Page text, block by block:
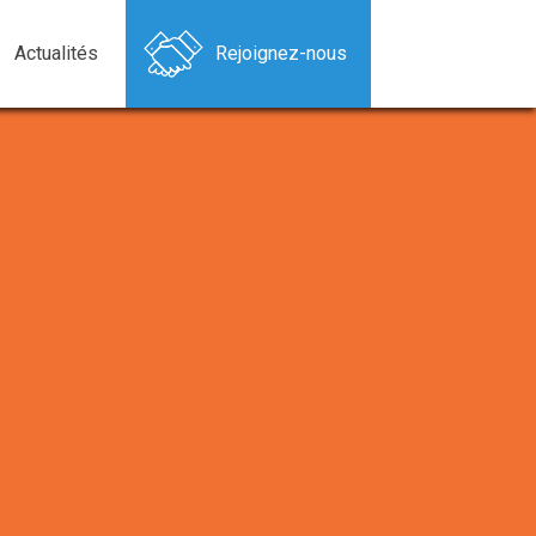
Actualités Rejoignez-nous